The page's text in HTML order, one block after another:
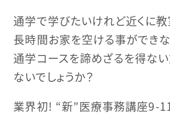
通学で学びたいけれど近くに教
長時間お家を空ける事ができ
通学コースを諦めざるを得な
ないでしょうか？
業界初! “新”医療事務講座9-